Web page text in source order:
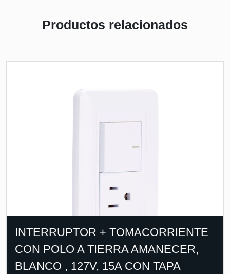
Productos relacionados
INTERRUPTOR + TOMACORRIENTE
CON POLO A TIERRA AMANECER,
BLANCO , 127V, 15A CON TAPA